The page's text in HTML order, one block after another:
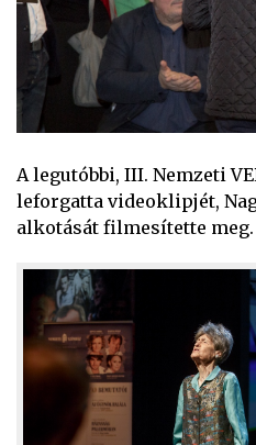
A legutóbbi, III. Nemzeti
leforgatta videoklipjét,
alkotását filmesítette meg.